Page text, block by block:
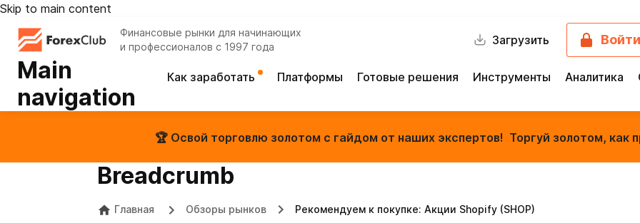
Skip to main content
Финансовые рынки для начинающих
и профессионалов с 1997 года
Загрузить
Main
navigation
Как заработать Платформы Готовые решения Инструменты Аналитика
🏆 Освой торговлю золотом с гайдом от наших экспертов! Торгуй золотом, как
Breadcrumb
Главная Обзоры рынков Рекомендуем к покупке: Акции Shopify (SHOP)